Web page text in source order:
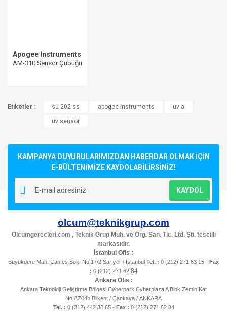
Apogee Instruments
AM-310 Sensör Çubuğu
Etiketler : su-202-ss apogee instruments
uv-a
uv sensör
KAMPANYA DUYURULARIMIZDAN HABERDAR OLMAK İÇİN
E-BÜLTENİMİZE KAYDOLABİLİRSİNİZ!
KAYDOL
olcum@teknikgrup.com
Olcumgerecleri.com , Teknik Grup Müh. ve Org. San. Tic. Ltd. Şti. tescilli
markasıdır.
İstanbul Ofis :
Büyükdere Mah. Canfes Sok. No:17/2 Sarıyer / Istanbul Tel. : 0 (212) 271 63 15 - Fax
: 0 (212) 271 6284
Ankara Ofis :
Ankara Teknoloji Geliştirme Bölgesi Cyberpark Cyberplaza A Blok Zemin Kat
No:AZ04b Bilkent / Çankaya / ANKARA
Tel. : 0 (312) 442 30 65 - Fax : 0 (212) 271 62 84